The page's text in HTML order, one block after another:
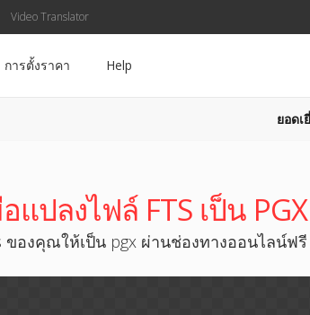
Video Translator
การตั้งราคา Help
ยอดเ
แปลงไฟล์ FTS เป็น PGX
ของคุณให้เป็น pgx ผ่านช่องทางออนไลน์ฟรี